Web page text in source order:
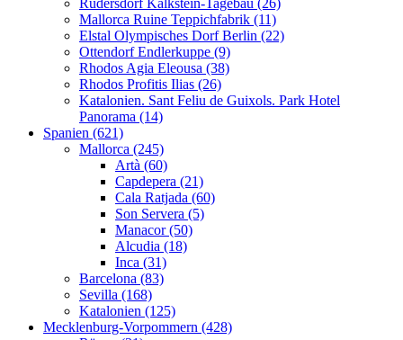
Rüdersdorf Kalkstein-Tagebau (26)
Mallorca Ruine Teppichfabrik (11)
Elstal Olympisches Dorf Berlin (22)
Ottendorf Endlerkuppe (9)
Rhodos Agia Eleousa (38)
Rhodos Profitis Ilias (26)
Katalonien. Sant Feliu de Guixols. Park Hotel
Panorama (14)
Spanien (621)
Mallorca (245)
Artà (60)
Capdepera (21)
Cala Ratjada (60)
Son Servera (5)
Manacor (50)
Alcudia (18)
Inca (31)
Barcelona (83)
Sevilla (168)
Katalonien (125)
Mecklenburg-Vorpommern (428)